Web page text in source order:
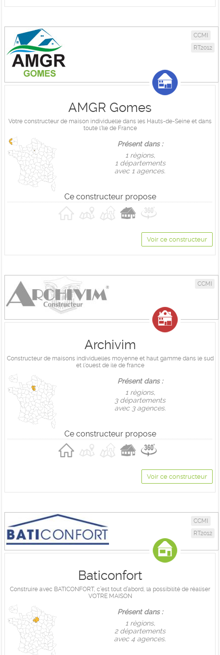
CCMI
RT2012
AMGR Gomes
Votre constructeur de maison individuelle dans les Hauts-de-Seine et dans
toute l'Ile de France
Présent dans :
1 règions,
1 départements
avec 1 agences.
Ce constructeur propose
Voir ce constructeur
CCMI
Archivim
Constructeur de maisons individuelles moyenne et haut gamme dans le sud
et l'ouest de ile de france
Présent dans :
1 règions,
3 départements
avec 3 agences.
Ce constructeur propose
Voir ce constructeur
CCMI
RT2012
Baticonfort
Construire avec BATICONFORT, c’est tout d’abord, la possibilité de réaliser
VOTRE MAISON
Présent dans :
1 règions,
2 départements
avec 4 agences.